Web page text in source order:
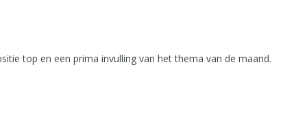
top en een prima invulling van het thema van de maand.